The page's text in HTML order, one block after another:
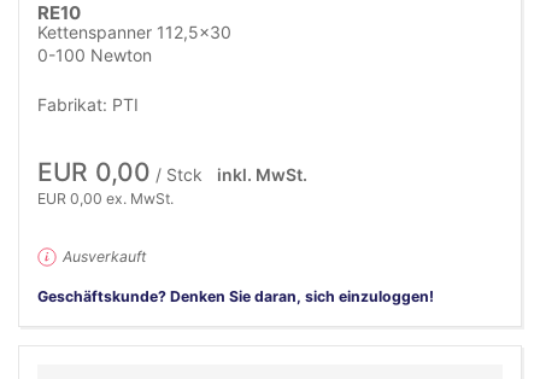
RE10
Kettenspanner 112,5x30
0-100 Newton
Fabrikat: PTI
EUR 0,00 / Stck inkl. MwSt.
EUR 0,00 ex. MwSt.
Ausverkauft
Geschäftskunde? Denken Sie daran, sich einzuloggen!